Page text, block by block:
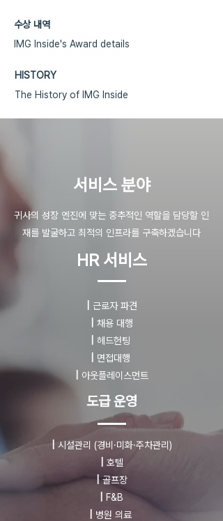
수상 내역
IMG Inside's Award details
HISTORY
The History of IMG Inside
​서비스 분야
귀사의 성장 엔진에 맞는 중추적인 역할을 담당할 인
재를 발굴하고 최적의 인프라를 구축하겠습니다
HR 서비스
근로자 파견
채용 대행
헤드헌팅
면접대행
아웃플레이스먼트
도급 운영
시설관리 (경비·미화·주차관리)
호텔
|골프장
F&B
병원 의료